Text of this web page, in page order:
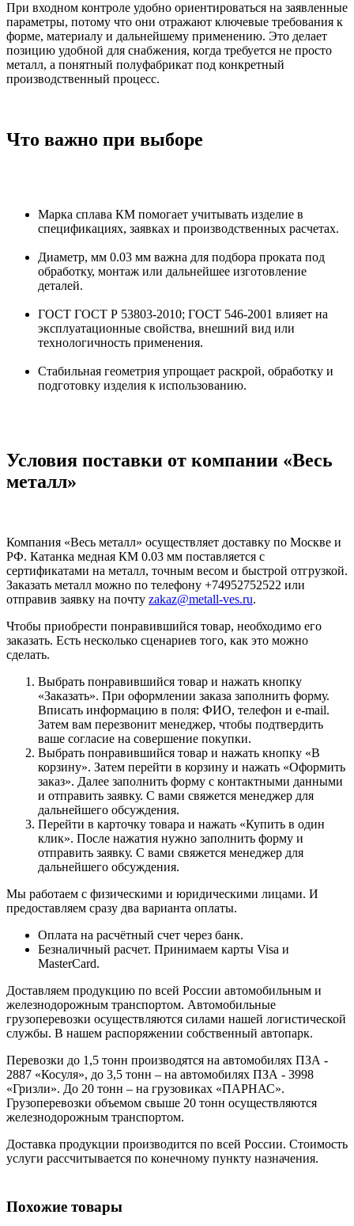
При входном контроле удобно ориентироваться на заявленные
параметры, потому что они отражают ключевые требования к
форме, материалу и дальнейшему применению. Это делает
позицию удобной для снабжения, когда требуется не просто
металл, а понятный полуфабрикат под конкретный
производственный процесс.
Что важно при выборе
Марка сплава КМ помогает учитывать изделие в
спецификациях, заявках и производственных расчетах.
Диаметр, мм 0.03 мм важна для подбора проката под
обработку, монтаж или дальнейшее изготовление
деталей.
ГОСТ ГОСТ Р 53803-2010; ГОСТ 546-2001 влияет на
эксплуатационные свойства, внешний вид или
технологичность применения.
Стабильная геометрия упрощает раскрой, обработку и
подготовку изделия к использованию.
Условия поставки от компании «Весь
металл»
Компания «Весь металл» осуществляет доставку по Москве и
РФ. Катанка медная КМ 0.03 мм поставляется с
сертификатами на металл, точным весом и быстрой отгрузкой.
Заказать металл можно по телефону +74952752522 или
отправив заявку на почту zakaz@metall-ves.ru.
Чтобы приобрести понравившийся товар, необходимо его
заказать. Есть несколько сценариев того, как это можно
сделать.
Выбрать понравившийся товар и нажать кнопку
«Заказать». При оформлении заказа заполнить форму.
Вписать информацию в поля: ФИО, телефон и e-mail.
Затем вам перезвонит менеджер, чтобы подтвердить
ваше согласие на совершение покупки.
Выбрать понравившийся товар и нажать кнопку «В
корзину». Затем перейти в корзину и нажать «Оформить
заказ». Далее заполнить форму с контактными данными
и отправить заявку. С вами свяжется менеджер для
дальнейшего обсуждения.
Перейти в карточку товара и нажать «Купить в один
клик». После нажатия нужно заполнить форму и
отправить заявку. С вами свяжется менеджер для
дальнейшего обсуждения.
Мы работаем с физическими и юридическими лицами. И
предоставляем сразу два варианта оплаты.
Оплата на расчётный счет через банк.
Безналичный расчет. Принимаем карты Visa и
MasterCard.
Доставляем продукцию по всей России автомобильным и
железнодорожным транспортом. Автомобильные
грузоперевозки осуществляются силами нашей логистической
службы. В нашем распоряжении собственный автопарк.
Перевозки до 1,5 тонн производятся на автомобилях ПЗА -
2887 «Косуля», до 3,5 тонн – на автомобилях ПЗА - 3998
«Гризли». До 20 тонн – на грузовиках «ПАРНАС».
Грузоперевозки объемом свыше 20 тонн осуществляются
железнодорожным транспортом.
Доставка продукции производится по всей России. Стоимость
услуги рассчитывается по конечному пункту назначения.
Похожие товары